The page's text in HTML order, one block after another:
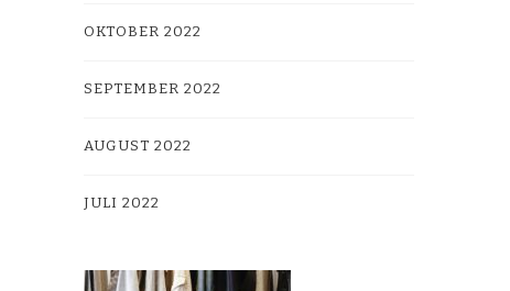
OKTOBER 2022
SEPTEMBER 2022
AUGUST 2022
JULI 2022